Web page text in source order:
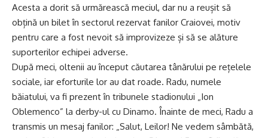
Acesta a dorit să urmărească meciul, dar nu a reușit să
obțină un bilet în sectorul rezervat fanilor Craiovei, motiv
pentru care a fost nevoit să improvizeze și să se alăture
suporterilor echipei adverse.
După meci, oltenii au început căutarea tânărului pe rețelele
sociale, iar eforturile lor au dat roade. Radu, numele
băiatului, va fi prezent în tribunele stadionului „Ion
Oblemenco” la derby-ul cu Dinamo. Înainte de meci, Radu a
transmis un mesaj fanilor: „Salut, Leilor! Ne vedem sâmbătă,